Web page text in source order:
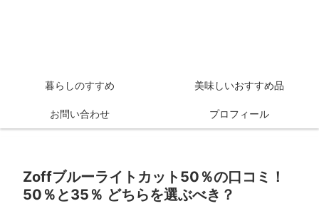
暮らしのすすめ 美味しいおすすめ品
お問い合わせ プロフィール
Zoffブルーライトカット50％の口コミ！
50％と35％ どちらを選ぶべき？